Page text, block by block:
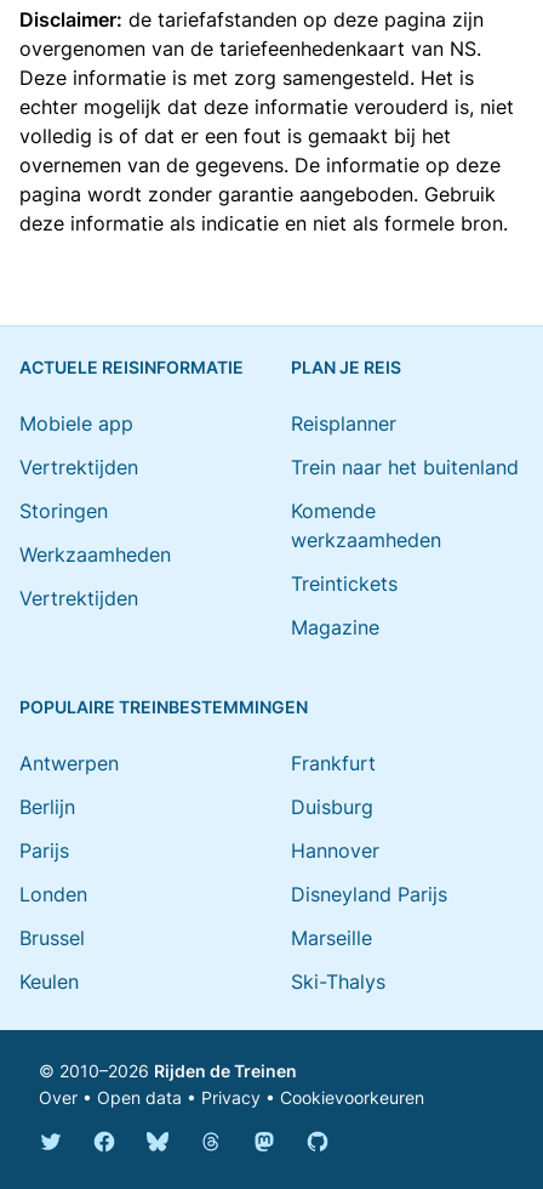
Disclaimer: de tariefafstanden op deze pagina zijn
overgenomen van de tariefeenhedenkaart van NS.
Deze informatie is met zorg samengesteld. Het is
echter mogelijk dat deze informatie verouderd is, niet
volledig is of dat er een fout is gemaakt bij het
overnemen van de gegevens. De informatie op deze
pagina wordt zonder garantie aangeboden. Gebruik
deze informatie als indicatie en niet als formele bron.
ACTUELE REISINFORMATIE
Mobiele app
Vertrektijden
Storingen
Werkzaamheden
Vertrektijden
PLAN JE REIS
Reisplanner
Trein naar het buitenland
Komende
werkzaamheden
Treintickets
Magazine
POPULAIRE TREINBESTEMMINGEN
Antwerpen
Berlijn
Parijs
Londen
Brussel
Keulen
Frankfurt
Duisburg
Hannover
Disneyland Parijs
Marseille
Ski-Thalys
© 2010–2026 Rijden de Treinen
Over • Open data • Privacy • Cookievoorkeuren